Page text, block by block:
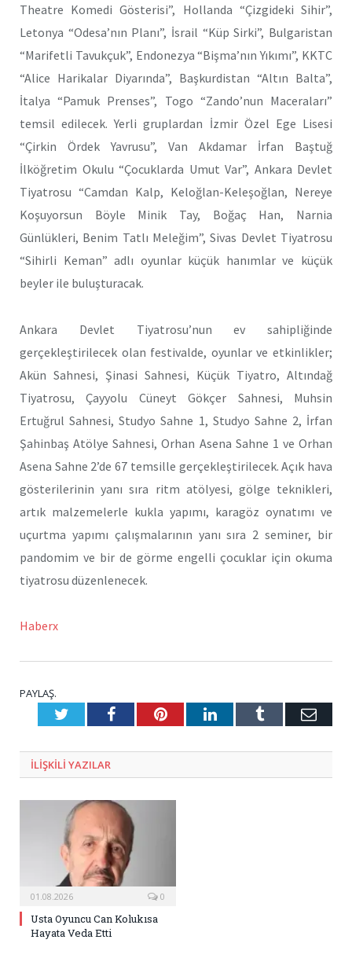
Theatre Komedi Gösterisi”, Hollanda “Çizgideki Sihir”,
Letonya “Odesa’nın Planı”, İsrail “Küp Sirki”, Bulgaristan
“Marifetli Tavukçuk”, Endonezya “Bişma’nın Yıkımı”, KKTC
“Alice Harikalar Diyarında”, Başkurdistan “Altın Balta”,
İtalya “Pamuk Prenses”, Togo “Zando’nun Maceraları”
temsil edilecek. Yerli gruplardan İzmir Özel Ege Lisesi
“Çirkin Ördek Yavrusu”, Van Akdamar İrfan Baştuğ
İlköğretim Okulu “Çocuklarda Umut Var”, Ankara Devlet
Tiyatrosu “Camdan Kalp, Keloğlan-Keleşoğlan, Nereye
Koşuyorsun Böyle Minik Tay, Boğaç Han, Narnia
Günlükleri, Benim Tatlı Meleğim”, Sivas Devlet Tiyatrosu
“Sihirli Keman” adlı oyunlar küçük hanımlar ve küçük
beyler ile buluşturacak.
Ankara Devlet Tiyatrosu’nun ev sahipliğinde
gerçekleştirilecek olan festivalde, oyunlar ve etkinlikler;
Akün Sahnesi, Şinasi Sahnesi, Küçük Tiyatro, Altındağ
Tiyatrosu, Çayyolu Cüneyt Gökçer Sahnesi, Muhsin
Ertuğrul Sahnesi, Studyo Sahne 1, Studyo Sahne 2, İrfan
Şahinbaş Atölye Sahnesi, Orhan Asena Sahne 1 ve Orhan
Asena Sahne 2’de 67 temsille gerçekleştirilecek. Açık hava
gösterilerinin yanı sıra ritm atölyesi, gölge teknikleri,
artık malzemelerle kukla yapımı, karagöz oynatımı ve
uçurtma yapımı çalışmalarının yanı sıra 2 seminer, bir
pandomim ve bir de görme engelli çocuklar için okuma
tiyatrosu düzenlenecek.
Haberx
PAYLAŞ.
TwitterFacebookPinterestLinkedInTumblr E-
ILIŞKILI YAZILAR
01.08.2026 0
Usta Oyuncu Can Kolukısa
Hayata Veda Etti